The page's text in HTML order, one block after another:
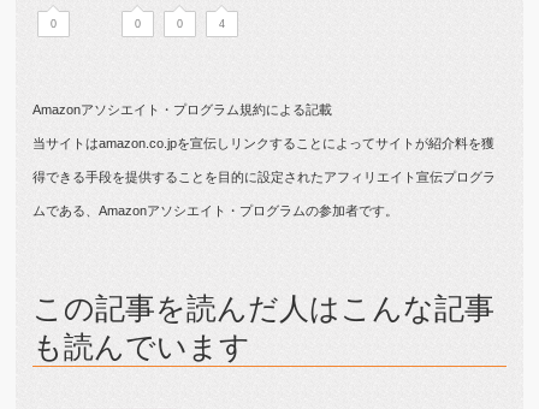
0 0 0 4
Amazonアソシエイト・プログラム規約による記載
当サイトはamazon.co.jpを宣伝しリンクすることによってサイトが紹介料を獲
得できる手段を提供することを目的に設定されたアフィリエイト宣伝プログラ
ムである、Amazonアソシエイト・プログラムの参加者です。
この記事を読んだ人はこんな記事
も読んでいます